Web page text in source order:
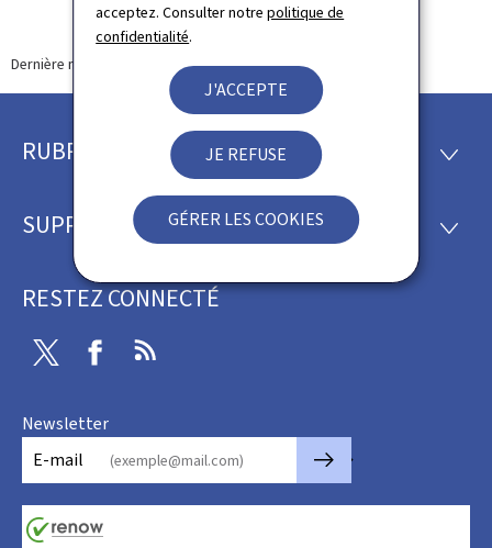
acceptez. Consulter notrepolitique de
confidentialité.
J'ACCEPTE
JE REFUSE
GÉRER LES COOKIES
Dernière modification le 03.09.2024
Pied
page
RUBRIQUES
SUPPORT
RESTEZ CONNECTÉ
Twitter Facebook
Newsletter
E-mail
🡒